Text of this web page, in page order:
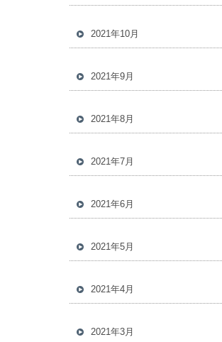
2021年10月
2021年9月
2021年8月
2021年7月
2021年6月
2021年5月
2021年4月
2021年3月